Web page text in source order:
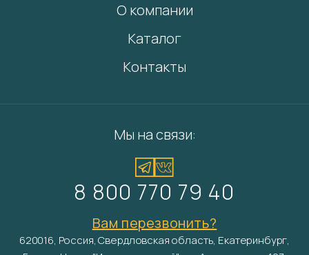
О компании
Каталог
Контакты
Мы на связи:
8 800 770 79 40
Вам перезвонить?
620016, Россия, Свердловская область, Екатеринбург,